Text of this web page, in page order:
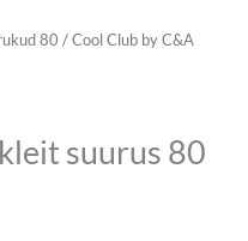
80 / Cool Club by C&A
suurus 80